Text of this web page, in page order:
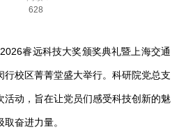
628
2026睿远科技大奖颁奖典礼暨上海交通
行校区菁菁堂盛大举行。科研院党总支
活动，旨在让党员们感受科技创新的魅
奋进力量。